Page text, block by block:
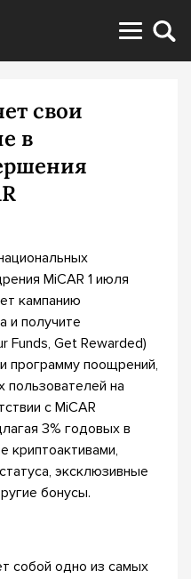
свои
в
MiCAR 1 июля
кампанию
и получите
Funds, Get Rewarded)
программу поощрений,
пользователей на
с MiCAR
3% годовых в
криптоактивами,
эксклюзивные
бонусы.
собой одно из самых